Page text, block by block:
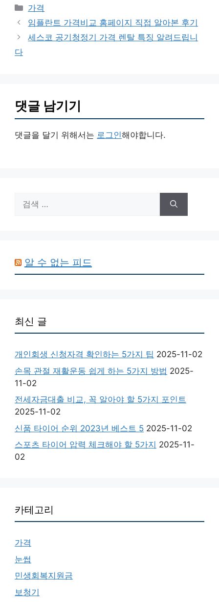
카
테
고
리
가격
임플란트 가격비교 홈페이지 직접 알아본 후기
세스코 공기청정기 가격 렌탈 특징 알려드립니
다
댓글 남기기
댓글을 달기 위해서는 로그인해야합니다.
색:
알 수 없는 피드
최신 글
개인회생 신청자격 확인하는 5가지 팁 2025-11-02
손목 관절 재활운동 쉽게 하는 5가지 방법 2025-
11-02
전세자금대출 비교, 꼭 알아야 할 5가지 포인트
2025-11-02
신품 타이어 순위 2023년 베스트 5 2025-11-02
스포츠 타이어 압력 체크해야 할 5가지 2025-11-
02
카테고리
가격
눈썹
민생회복지원금
보청기